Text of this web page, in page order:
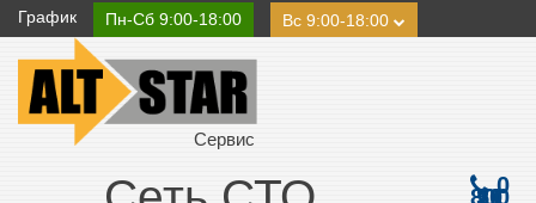
График Пн-Сб 9:00-18:00 Вс 9:00-18:00
Сервис
0
800 21 11 50